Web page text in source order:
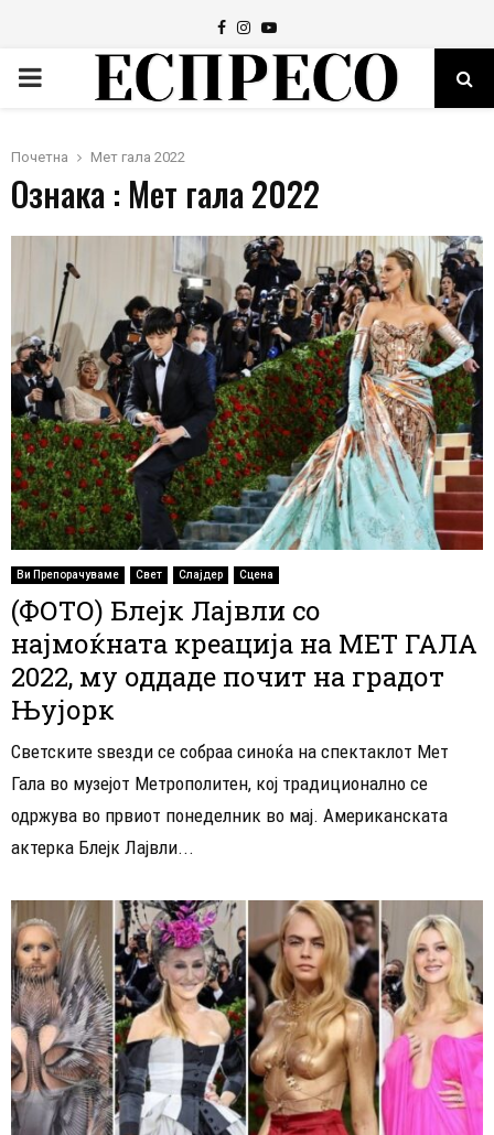
Facebook
Instagram
Youtube
PRIMARY
Почетна Мет гала 2022
Ознака : Мет гала 2022
Ви Препорачуваме Свет Слајдер Сцена
(ФОТО) Блејк Лајвли со
најмоќната креација на МЕТ ГАЛА
2022, му оддаде почит на градот
Њујорк
Светските ѕвезди се собраа синоќа на спектаклот Мет
Гала во музејот Метрополитен, кој традиционално се
одржува во првиот понеделник во мај. Американската
актерка Блејк Лајвли...